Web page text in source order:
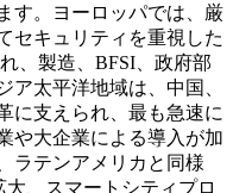
す。ヨーロッパでは、厳
セキュリティを重視した
、製造、BFSI、政府部
ア太平洋地域は、中国、
に支えられ、最も急速に
や大企業による導入が加
ラテンアメリカと同様
、スマートシティプロ